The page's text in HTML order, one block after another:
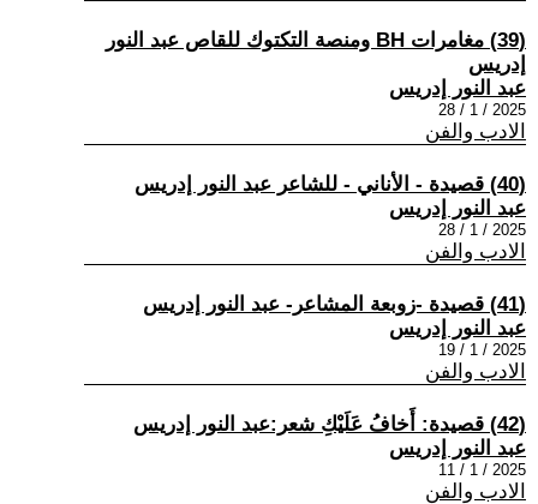
(39) مغامرات BH ومنصة التكتوك للقاص عبد النور
إدريس
عبد النور إدريس
2025 / 1 / 28
الادب والفن
(40) قصيدة - الأناني - للشاعر عبد النور إدريس
عبد النور إدريس
2025 / 1 / 28
الادب والفن
(41) قصيدة -زوبعة المشاعر- عبد النور إدريس
عبد النور إدريس
2025 / 1 / 19
الادب والفن
(42) قصيدة: أَخافُ عَلَيْكِ شعر:عبد النور إدريس
عبد النور إدريس
2025 / 1 / 11
الادب والفن